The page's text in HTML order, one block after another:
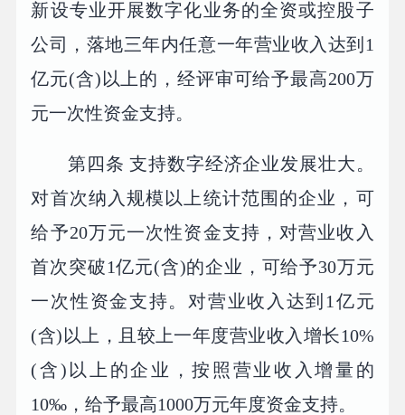
新设专业开展数字化业务的全资或控股子
公司，落地三年内任意一年营业收入达到1
亿元(含)以上的，经评审可给予最高200万
元一次性资金支持。
第四条 支持数字经济企业发展壮大。
对首次纳入规模以上统计范围的企业，可
给予20万元一次性资金支持，对营业收入
首次突破1亿元(含)的企业，可给予30万元
一次性资金支持。对营业收入达到1亿元
(含)以上，且较上一年度营业收入增长10%
(含)以上的企业，按照营业收入增量的
10‰，给予最高1000万元年度资金支持。